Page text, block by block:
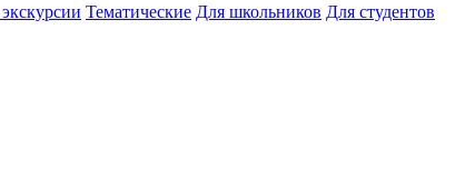
Тематические Для школьников Для студентов